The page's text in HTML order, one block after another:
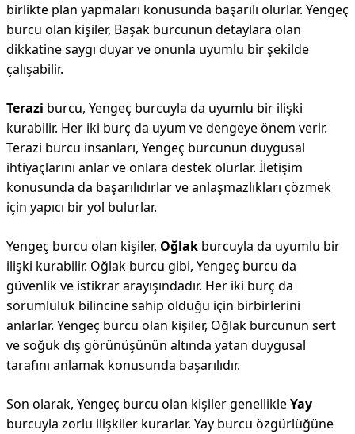
birlikte plan yapmaları konusunda başarılı olurlar. Yengeç
burcu olan kişiler, Başak burcunun detaylara olan
dikkatine saygı duyar ve onunla uyumlu bir şekilde
çalışabilir.
Terazi burcu, Yengeç burcuyla da uyumlu bir ilişki
kurabilir. Her iki burç da uyum ve dengeye önem verir.
Terazi burcu insanları, Yengeç burcunun duygusal
ihtiyaçlarını anlar ve onlara destek olurlar. İletişim
konusunda da başarılıdırlar ve anlaşmazlıkları çözmek
için yapıcı bir yol bulurlar.
Yengeç burcu olan kişiler, Oğlak burcuyla da uyumlu bir
ilişki kurabilir. Oğlak burcu gibi, Yengeç burcu da
güvenlik ve istikrar arayışındadır. Her iki burç da
sorumluluk bilincine sahip olduğu için birbirlerini
anlarlar. Yengeç burcu olan kişiler, Oğlak burcunun sert
ve soğuk dış görünüşünün altında yatan duygusal
tarafını anlamak konusunda başarılıdır.
Son olarak, Yengeç burcu olan kişiler genellikleYay
burcuyla zorlu ilişkiler kurarlar. Yay burcu özgürlüğüne